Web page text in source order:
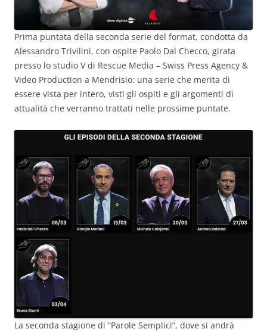
Prima puntata della seconda serie del format, condotta da
Alessandro Trivilini, con ospite Paolo Dal Checco, girata
presso lo studio V di Rescue Media – Swiss Press Agency &
Video Production a Mendrisio: una serie che merita di
essere vista per intero, visti gli ospiti e gli argomenti di
attualità che verranno trattati nelle prossime puntate.
La seconda stagione di “Parole Semplici”, dove si andrà